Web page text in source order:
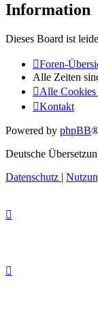
Information
Dieses Board ist
Foren-
Alle Zeiten
Alle Cookies
Kontakt
Powered by phpBB
Deutsche
Datenschutz |